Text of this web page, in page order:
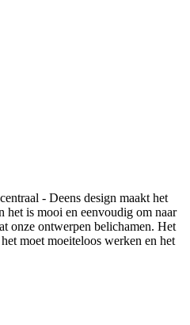
- Deens design maakt het
het is mooi en eenvoudig om naar
onze ontwerpen belichamen. Het
moet moeiteloos werken en het